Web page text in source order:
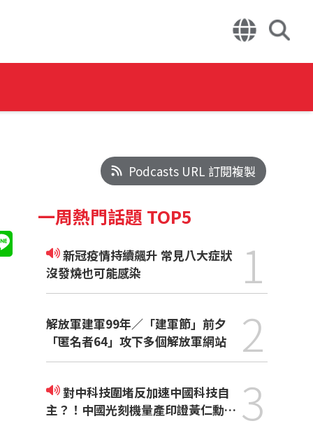
Podcasts URL 訂閱複製
一周熱門話題 TOP5
新冠疫情持續飆升 常見八大症狀
沒發燒也可能感染
1
解放軍建軍99年／「建軍節」前夕
「匿名者64」攻下多個解放軍網站
2
對中科技圍堵反加速中國科技自
主？！中國光刻機量產印證黃仁勳觀 3